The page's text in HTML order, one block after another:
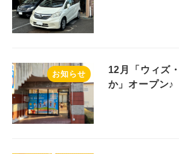
お知らせ
12月「ウィズ
か」オープン♪